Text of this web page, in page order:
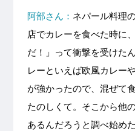
阿部さん： ネパール料理
店でカレーを食べた時に
だ！」って衝撃を受けた
レーといえば欧風カレー
が強かったので、混ぜて
たのしくて。そこから他
あるんだろうと調べ始め